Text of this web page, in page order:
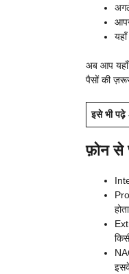
अब आप यहाँ
पैसों की
इसे भी पढ़े
फ़ोन से